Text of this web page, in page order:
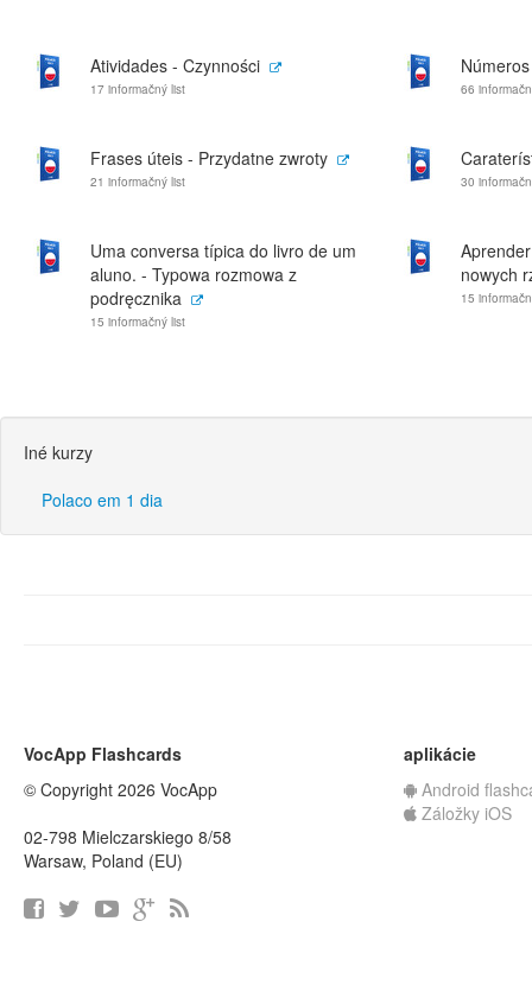
Atividades - Czynności
17 informačný list 66
Frases úteis - Przydatne zwroty
21 informačný list 30
Uma conversa típica do livro de um
aluno. - Typowa rozmowa z
podręcznika
15 informačný list
nowych
15
Iné kurzy
Polaco em 1 dia
VocApp Flashcards
© Copyright 2026 VocApp
02-798 Mielczarskiego 8/58
Warsaw, Poland (EU)
aplikácie
Android
Záložky iOS